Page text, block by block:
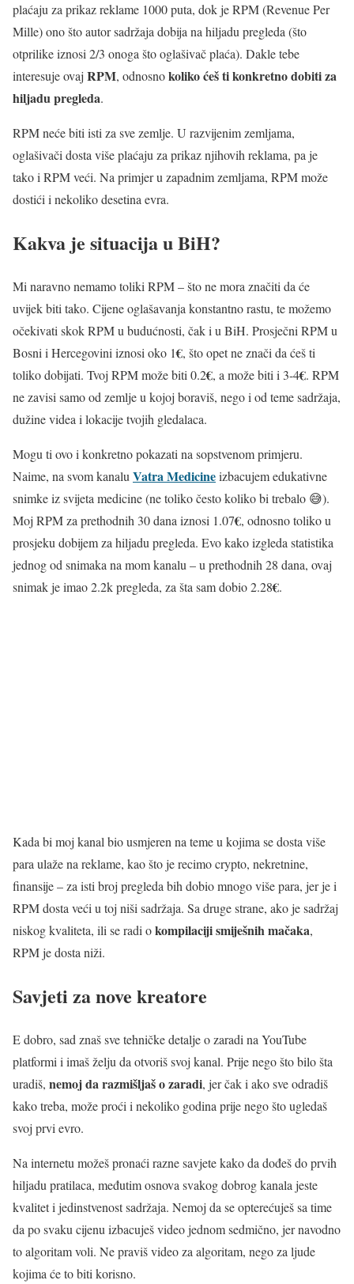
plaćaju za prikaz reklame 1000 puta, dok je RPM (Revenue Per
Mille) ono što autor sadržaja dobija na hiljadu pregleda (što
otprilike iznosi 2/3 onoga što oglašivač plaća). Dakle tebe
interesuje ovaj RPM, odnosnokoliko ćeš ti konkretno dobiti za
hiljadu pregleda.
RPM neće biti isti za sve zemlje. U razvijenim zemljama,
oglašivači dosta više plaćaju za prikaz njihovih reklama, pa je
tako i RPM veći. Na primjer u zapadnim zemljama, RPM može
dostići i nekoliko desetina evra.
Kakva je situacija u BiH?
Mi naravno nemamo toliki RPM – što ne mora značiti da će
uvijek biti tako. Cijene oglašavanja konstantno rastu, te možemo
očekivati skok RPM u budućnosti, čak i u BiH. Prosječni RPM u
Bosni i Hercegovini iznosi oko 1€, što opet ne znači da ćeš ti
toliko dobijati. Tvoj RPM može biti 0.2€, a može biti i 3-4€. RPM
ne zavisi samo od zemlje u kojoj boraviš, nego i od teme sadržaja,
dužine videa i lokacije tvojih gledalaca.
Mogu ti ovo i konkretno pokazati na sopstvenom primjeru.
Naime, na svom kanalu Vatra Medicineizbacujem edukativne
snimke iz svijeta medicine (ne toliko često koliko bi trebalo 😅).
Moj RPM za prethodnih 30 dana iznosi 1.07€, odnosno toliko u
prosjeku dobijem za hiljadu pregleda. Evo kako izgleda statistika
jednog od snimaka na mom kanalu – u prethodnih 28 dana, ovaj
snimak je imao 2.2k pregleda, za šta sam dobio 2.28€.
Kada bi moj kanal bio usmjeren na teme u kojima se dosta više
para ulaže na reklame, kao što je recimo crypto, nekretnine,
finansije – za isti broj pregleda bih dobio mnogo više para, jer je i
RPM dosta veći u toj niši sadržaja. Sa druge strane, ako je sadržaj
niskog kvaliteta, ili se radi okompilaciji smiješnih mačaka,
RPM je dosta niži.
Savjeti za nove kreatore
E dobro, sad znaš sve tehničke detalje o zaradi na YouTube
platformi i imaš želju da otvoriš svoj kanal. Prije nego što bilo šta
uradiš, nemoj da razmišljaš o zaradi, jer čak i ako sve odradiš
kako treba, može proći i nekoliko godina prije nego što ugledaš
svoj prvi evro.
Na internetu možeš pronaći razne savjete kako da dođeš do prvih
hiljadu pratilaca, međutim osnova svakog dobrog kanala jeste
kvalitet i jedinstvenost sadržaja. Nemoj da se opterećuješ sa time
da po svaku cijenu izbacuješ video jednom sedmično, jer navodno
to algoritam voli. Ne praviš video za algoritam, nego za ljude
kojima će to biti korisno.